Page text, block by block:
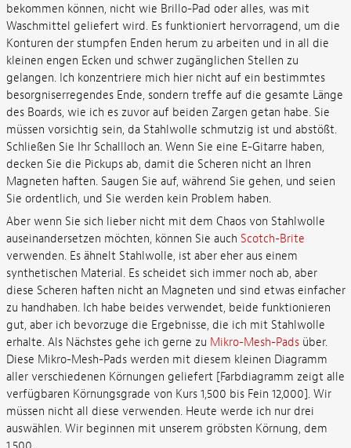
bekommen können, nicht wie Brillo-Pad oder alles, was mit
Waschmittel geliefert wird. Es funktioniert hervorragend, um die
Konturen der stumpfen Enden herum zu arbeiten und in all die
kleinen engen Ecken und schwer zugänglichen Stellen zu
gelangen. Ich konzentriere mich hier nicht auf ein bestimmtes
besorgniserregendes Ende, sondern treffe auf die gesamte Länge
des Boards, wie ich es zuvor auf beiden Zargen getan habe. Sie
müssen vorsichtig sein, da Stahlwolle schmutzig ist und abstößt.
Schließen Sie Ihr Schallloch an. Wenn Sie eine E-Gitarre haben,
decken Sie die Pickups ab, damit die Scheren nicht an Ihren
Magneten haften. Saugen Sie auf, während Sie gehen, und seien
Sie ordentlich, und Sie werden kein Problem haben.
Aber wenn Sie sich lieber nicht mit dem Chaos von Stahlwolle
auseinandersetzen möchten, können Sie auch Scotch-Brite
verwenden. Es ähnelt Stahlwolle, ist aber eher aus einem
synthetischen Material. Es scheidet sich immer noch ab, aber
diese Scheren haften nicht an Magneten und sind etwas einfacher
zu handhaben. Ich habe beides verwendet, beide funktionieren
gut, aber ich bevorzuge die Ergebnisse, die ich mit Stahlwolle
erhalte. Als Nächstes gehe ich gerne zu Mikro-Mesh-Padsüber.
Diese Mikro-Mesh-Pads werden mit diesem kleinen Diagramm
aller verschiedenen Körnungen geliefert [Farbdiagramm zeigt alle
verfügbaren Körnungsgrade von Kurs 1,500 bis Fein 12,000]. Wir
müssen nicht all diese verwenden. Heute werde ich nur drei
auswählen. Wir beginnen mit unserem gröbsten Körnung, dem